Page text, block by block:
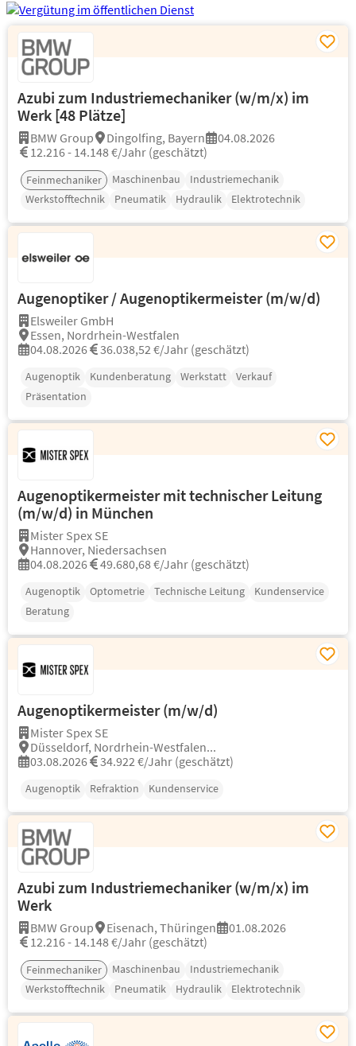
Azubi zum Industriemechaniker (w/m/x) im
Werk [48 Plätze]
BMW Group Dingolfing, Bayern
04.08.2026
12.216 - 14.148 €/Jahr (geschätzt)
Feinmechaniker Maschinenbau
Industriemechanik
Werkstofftechnik
Pneumatik Hydraulik Elektrotechnik
Augenoptiker / Augenoptikermeister (m/w/d)
Elsweiler GmbH
Essen, Nordrhein-Westfalen
04.08.2026
36.038,52 €/Jahr (geschätzt)
Augenoptik Kundenberatung Werkstatt
Verkauf
Präsentation
Augenoptikermeister mit technischer Leitung
(m/w/d) in München
Mister Spex SE
Hannover, Niedersachsen
04.08.2026
49.680,68 €/Jahr (geschätzt)
Augenoptik Optometrie Technische Leitung
Kundenservice
Beratung
Augenoptikermeister (m/w/d)
Mister Spex SE
Düsseldorf, Nordrhein-Westfalen...
03.08.2026
34.922 €/Jahr (geschätzt)
Augenoptik Refraktion Kundenservice
Azubi zum Industriemechaniker (w/m/x) im
Werk
BMW Group Eisenach, Thüringen
01.08.2026
12.216 - 14.148 €/Jahr (geschätzt)
Feinmechaniker Maschinenbau
Industriemechanik
Werkstofftechnik
Pneumatik Hydraulik Elektrotechnik